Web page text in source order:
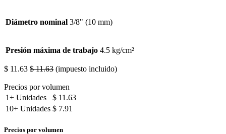
Diámetro nominal 3/8" (10 mm)
Presión máxima de trabajo 4.5 kg/cm²
$ 11.63 $11.63 (impuesto incluido)
Precios por volumen
1+ Unidades $ 11.63
10+ Unidades $ 7.91
Precios por volumen